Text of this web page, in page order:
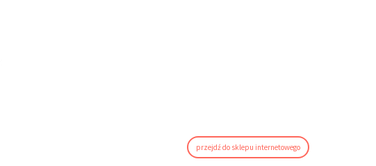
przejdź do sklepu internetowego